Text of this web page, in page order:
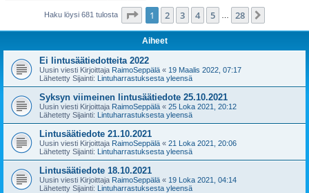
Haku löysi 681 tulosta Sivu /28
1 2 3 4 5 28
Aiheet
Ei lintusäätiedotteita 2022
Uusin viesti Kirjoittaja RaimoSeppälä « 19 Maalis 2022, 07:17
Lähetetty Sijainti: Lintuharrastuksesta yleensä
Syksyn viimeinen lintusäätiedote 25.10.2021
Uusin viesti Kirjoittaja RaimoSeppälä « 25 Loka 2021, 20:12
Lähetetty Sijainti: Lintuharrastuksesta yleensä
Lintusäätiedote 21.10.2021
Uusin viesti Kirjoittaja RaimoSeppälä « 21 Loka 2021, 20:06
Lähetetty Sijainti: Lintuharrastuksesta yleensä
Lintusäätiedote 18.10.2021
Uusin viesti Kirjoittaja RaimoSeppälä « 19 Loka 2021, 04:14
Lähetetty Sijainti: Lintuharrastuksesta yleensä